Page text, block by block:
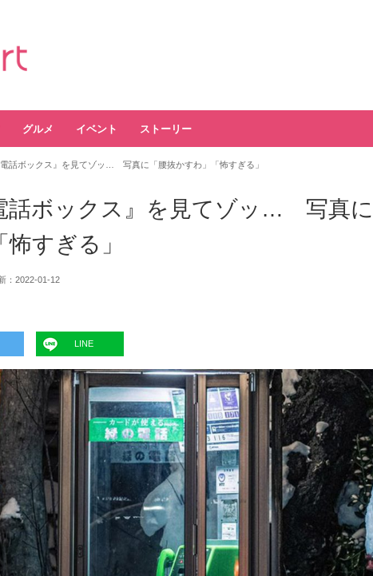
グルメ イベント ストーリー
話ボックス』を見てゾッ… 写真に「腰抜かすわ」「怖すぎる」
話ボックス』を見てゾッ… 写真に
怖すぎる」
： 2022-01-12
LINE